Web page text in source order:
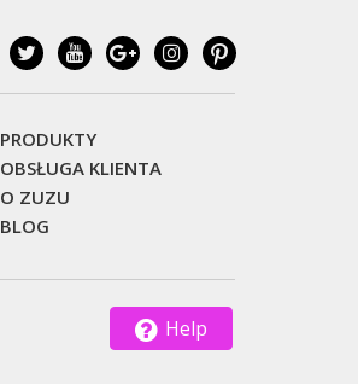
PRODUKTY
OBSŁUGA KLIENTA
O ZUZU
BLOG
Help